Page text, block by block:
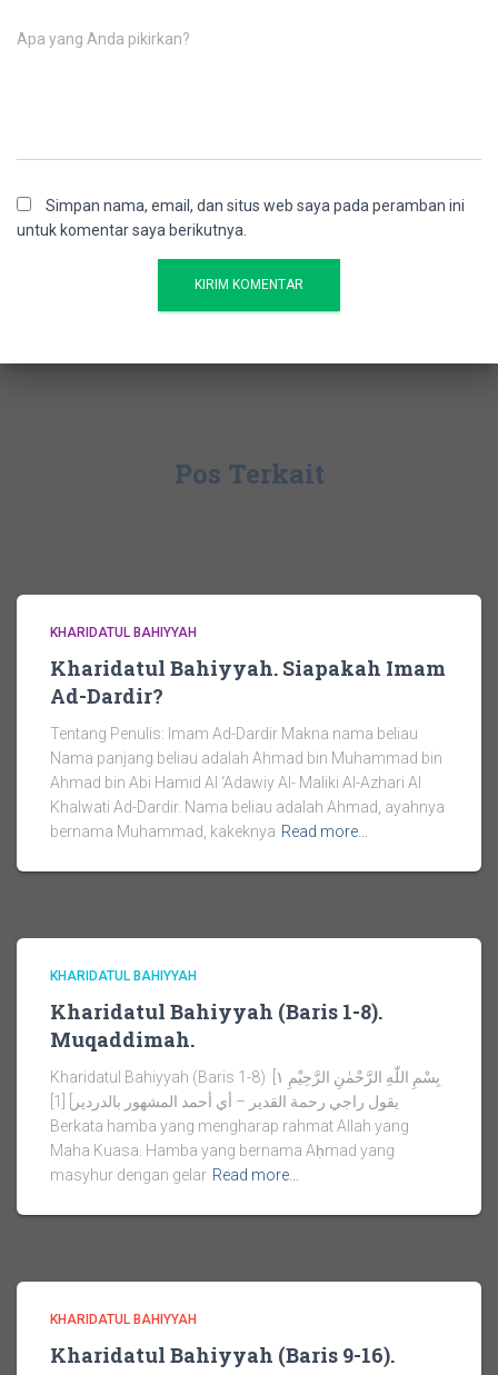
Apa yang Anda pikirkan?
Simpan nama, email, dan situs web saya pada peramban ini
untuk komentar saya berikutnya.
Pos Terkait
KHARIDATUL BAHIYYAH
Kharidatul Bahiyyah. Siapakah Imam
Ad-Dardir?
Tentang Penulis: Imam Ad-Dardir Makna nama beliau
Nama panjang beliau adalah Ahmad bin Muhammad bin
Ahmad bin Abi Hamid Al ‘Adawiy Al- Maliki Al-Azhari Al
Khalwati Ad-Dardir. Nama beliau adalah Ahmad, ayahnya
bernama Muhammad, kakeknya Read more…
KHARIDATUL BAHIYYAH
Kharidatul Bahiyyah (Baris 1-8).
Muqaddimah.
Kharidatul Bahiyyah (Baris 1-8) بِسْمِ اللّٰهِ الرَّحْمٰنِ الرَّحِيْمِ ١]
Berkata hamba yang mengharap rahmat Allah yang
Maha Kuasa. Hamba yang bernama Aḥmad yang
masyhur dengan gelar Read more…
KHARIDATUL BAHIYYAH
Kharidatul Bahiyyah (Baris 9-16).